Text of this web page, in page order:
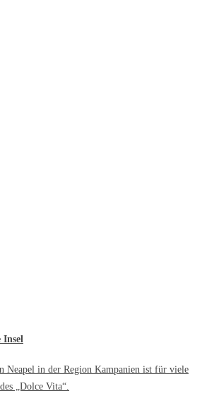
Insel
Neapel in der Region Kampanien ist für viele
„Dolce Vita“.